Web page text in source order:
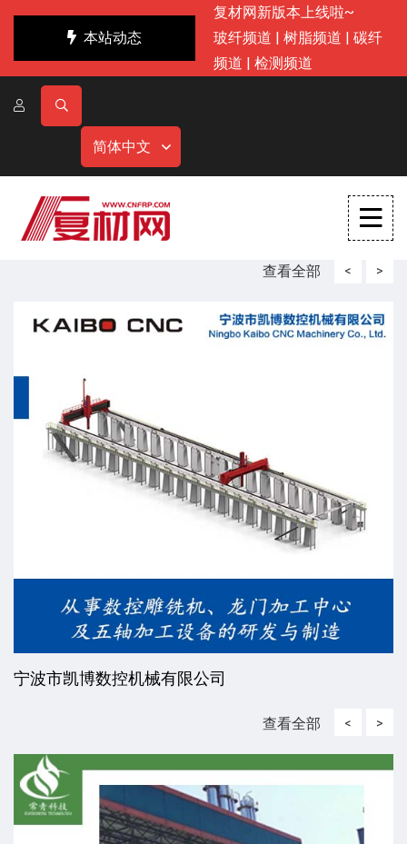
本站动态
复材网新版本上线啦~
玻纤频道 | 树脂频道 | 碳纤
频道 | 检测频道
简体中文
查看全部 <
威海东发精工机械有限责任公司
>
查看全部 < >